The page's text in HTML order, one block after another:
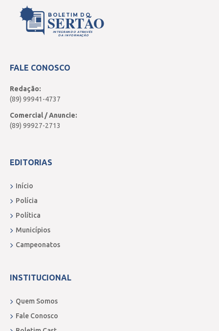
BOLETIM DO
SERTÃO
INTEGRANDO ATRAVÉS
DA INFORMAÇÃO
FALE CONOSCO
Redação:
(89) 99941-4737
Comercial / Anuncie:
(89) 99927-2713
EDITORIAS
Início
Polícia
Política
Municípios
Campeonatos
INSTITUCIONAL
Quem Somos
Fale Conosco